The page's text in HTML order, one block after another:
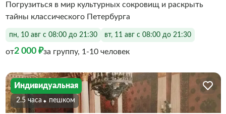
Погрузиться в мир культурных сокровищ и раскрыть
тайны классического Петербурга
пн, 10 авг с 08:00 до 21:30 вт, 11 авг с 08:00 до 21:30
от2 000 ₽за группу, 1-10 человек
Индивидуальная
2.5 часа Пешком